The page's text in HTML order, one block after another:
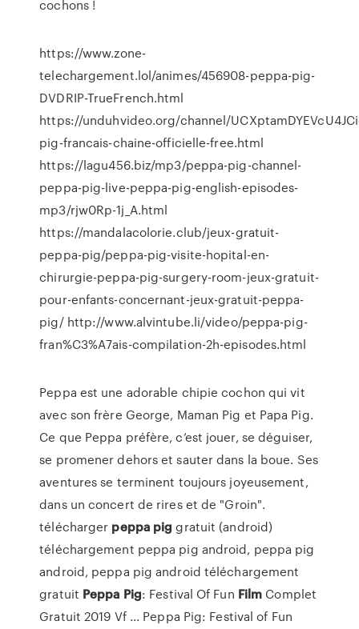
cochons !
https://www.zone-
telechargement.lol/animes/456908-peppa-pig-
DVDRIP-TrueFrench.html
https://unduhvideo.org/channel/
pig-francais-chaine-officielle-free.html
https://lagu456.biz/mp3/peppa-pig-channel-
peppa-pig-live-peppa-pig-english-episodes-
mp3/rjw0Rp-1j_A.html
https://mandalacolorie.club/jeux-gratuit-
peppa-pig/peppa-pig-visite-hopital-en-
chirurgie-peppa-pig-surgery-room-jeux-gratuit-
pour-enfants-concernant-jeux-gratuit-peppa-
pig/ http://www.alvintube.li/video/peppa-pig-
fran%C3%A7ais-compilation-2h-episodes.html
Peppa est une adorable chipie cochon qui vit
avec son frère George, Maman Pig et Papa Pig.
Ce que Peppa préfère, c’est jouer, se déguiser,
se promener dehors et sauter dans la boue. Ses
aventures se terminent toujours joyeusement,
dans un concert de rires et de "Groin".
télécharger peppa pig gratuit (android)
téléchargement peppa pig android, peppa pig
android, peppa pig android téléchargement
gratuit Peppa Pig: Festival Of Fun Film Complet
Gratuit 2019 Vf ... Peppa Pig: Festival of Fun